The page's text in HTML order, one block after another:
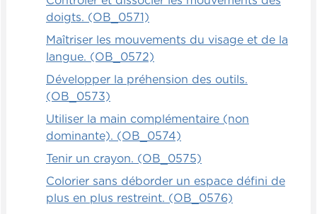
doigts. (OB_0571)
Maîtriser les mouvements du visage et de la
langue. (OB_0572)
Développer la préhension des outils.
(OB_0573)
Utiliser la main complémentaire (non
dominante). (OB_0574)
Tenir un crayon. (OB_0575)
Colorier sans déborder un espace défini de
plus en plus restreint. (OB_0576)